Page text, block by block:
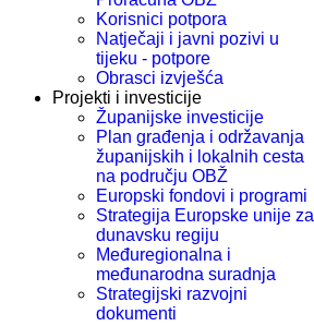
Korisnici potpora
Natječaji i javni pozivi u
tijeku - potpore
Obrasci izvješća
Projekti i investicije
Županijske investicije
Plan građenja i održavanja
županijskih i lokalnih cesta
na području OBŽ
Europski fondovi i programi
Strategija Europske unije za
dunavsku regiju
Međuregionalna i
međunarodna suradnja
Strategijski razvojni
dokumenti